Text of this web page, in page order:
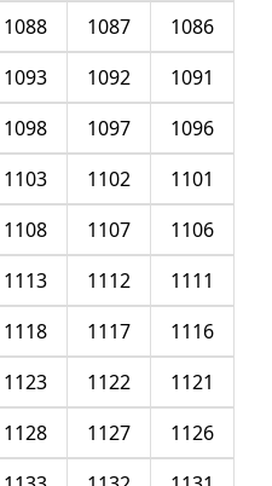
1086
1087
1088
1091
1092
1093
1096
1097
1098
1101
1102
1103
1106
1107
1108
1111
1112
1113
1116
1117
1118
1121
1122
1123
1126
1127
1128